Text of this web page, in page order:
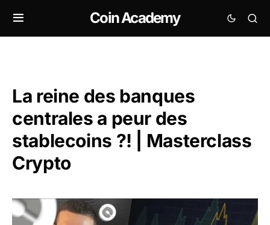
Coin Academy
La reine des banques
centrales a peur des
stablecoins ?! | Masterclass
Crypto